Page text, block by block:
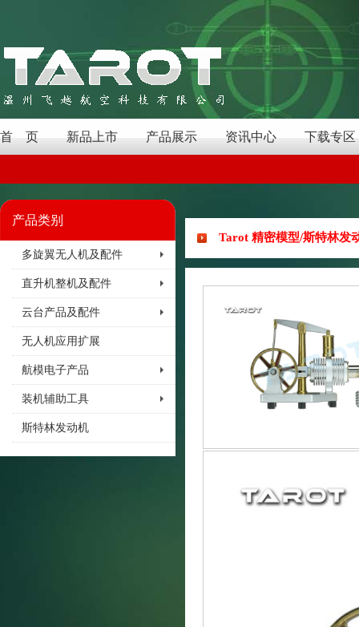
首 页 新品上市 产品展示 资讯中心 下载专区
产品类别
多旋翼无人机及配件
直升机整机及配件
云台产品及配件
无人机应用扩展
航模电子产品
装机辅助工具
斯特林发动机
Tarot 精密模型/斯特林发